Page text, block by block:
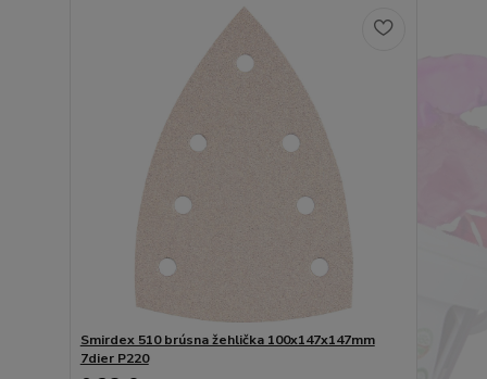
Smirdex 510 brúsna žehlička 100x147x147mm
7dier P220